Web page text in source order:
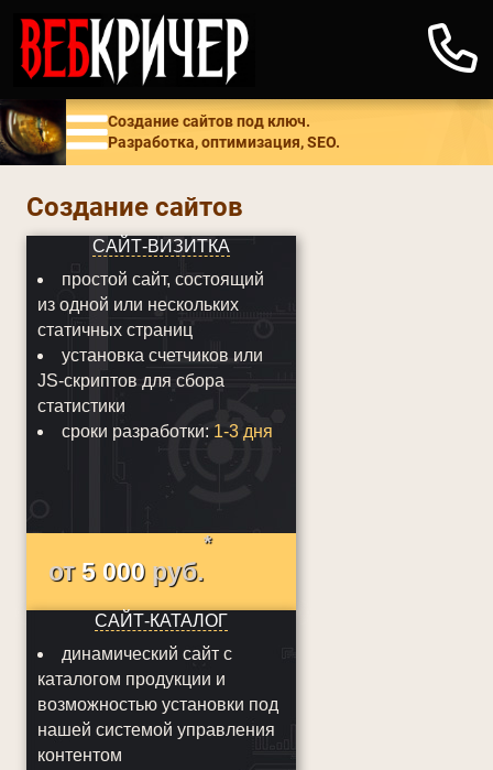
Создание сайтов под ключ.
Разработка, оптимизация, SEO.
Создание сайтов
САЙТ-ВИЗИТКА
простой сайт, состоящий
из одной или нескольких
статичных страниц
установка счетчиков или
JS-скриптов для сбора
статистики
сроки разработки: 1-3 дня
от5 000 руб.
*
САЙТ-КАТАЛОГ
динамический сайт с
каталогом продукции и
возможностью установки под
нашей системой управления
контентом